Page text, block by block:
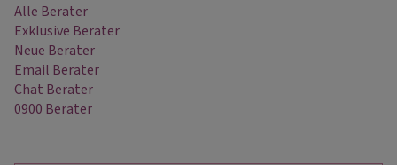
Alle Berater
Exklusive Berater
Neue Berater
Email Berater
Chat Berater
0900 Berater